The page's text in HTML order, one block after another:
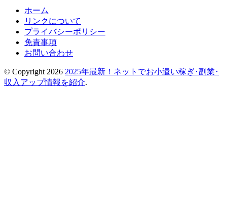
ホーム
リンクについて
プライバシーポリシー
免責事項
お問い合わせ
© Copyright 2026 2025年最新！ネットでお小遣い稼ぎ･副業･
収入アップ情報を紹介.